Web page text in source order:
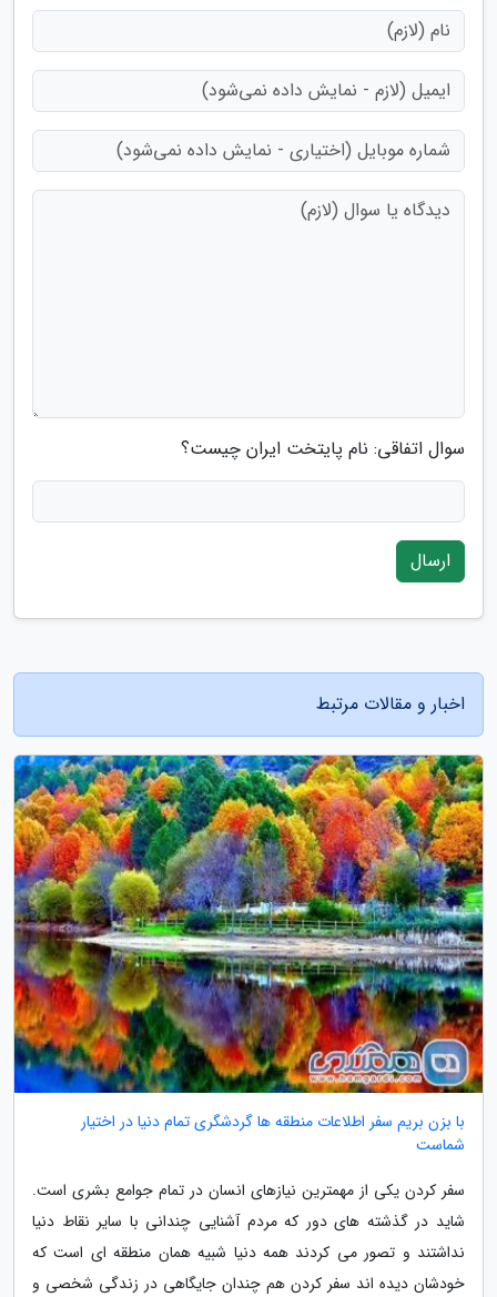
سوال اتفاقی: نام پایتخت ایران چیست؟
ارسال
اخبار و مقالات مرتبط
با بزن بریم سفر اطلاعات منطقه ها گردشگری تمام دنیا در اختیار
شماست
سفر کردن یکی از مهمترین نیازهای انسان در تمام جوامع بشری است.
شاید در گذشته های دور که مردم آشنایی چندانی با سایر نقاط دنیا
نداشتند و تصور می کردند همه دنیا شبیه همان منطقه ای است که
خودشان دیده اند سفر کردن هم چندان جایگاهی در زندگی شخصی و